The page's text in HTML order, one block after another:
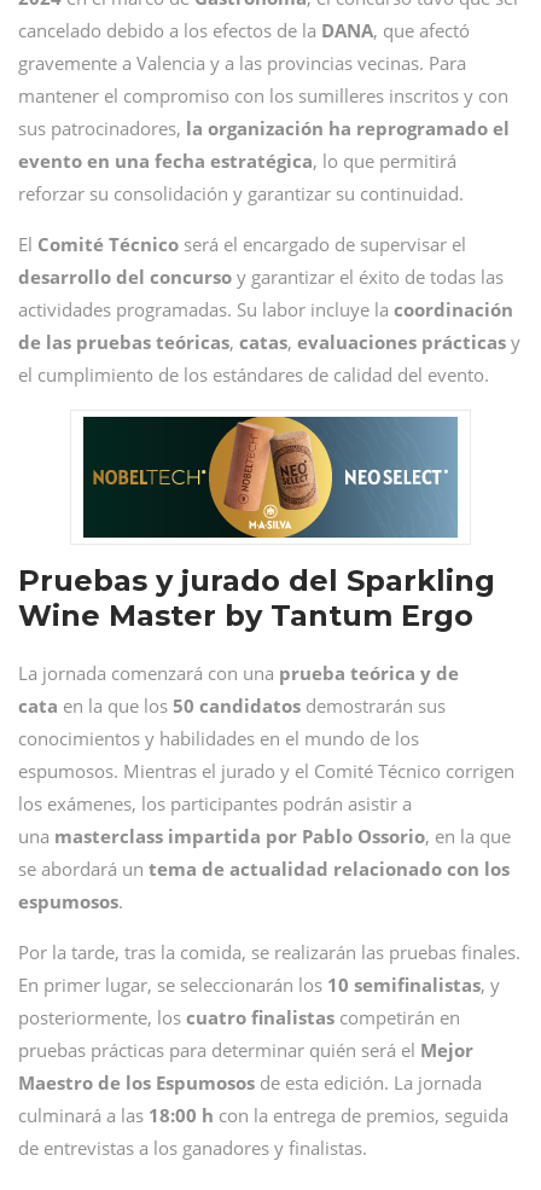
cancelado debido a los efectos de la DANA, que afectó
gravemente a Valencia y a las provincias vecinas. Para
mantener el compromiso con los sumilleres inscritos y con
sus patrocinadores, la organización ha reprogramado el
evento en una fecha estratégica, lo que permitirá
reforzar su consolidación y garantizar su continuidad.
El Comité Técnico será el encargado de supervisar el
desarrollo del concurso y garantizar el éxito de todas las
actividades programadas. Su labor incluye la coordinación
de las pruebas teóricas, catas, evaluaciones prácticas y
el cumplimiento de los estándares de calidad del evento.
Pruebas y jurado del Sparkling
Wine Master by Tantum Ergo
La jornada comenzará con una prueba teórica y de
cata en la que los 50 candidatos demostrarán sus
conocimientos y habilidades en el mundo de los
espumosos. Mientras el jurado y el Comité Técnico corrigen
los exámenes, los participantes podrán asistir a
una masterclass impartida por Pablo Ossorio, en la que
se abordará un tema de actualidad relacionado con los
espumosos.
Por la tarde, tras la comida, se realizarán las pruebas finales.
En primer lugar, se seleccionarán los 10 semifinalistas, y
posteriormente, los cuatro finalistas competirán en
pruebas prácticas para determinar quién será el Mejor
Maestro de los Espumosos de esta edición. La jornada
culminará a las 18:00 h con la entrega de premios, seguida
de entrevistas a los ganadores y finalistas.